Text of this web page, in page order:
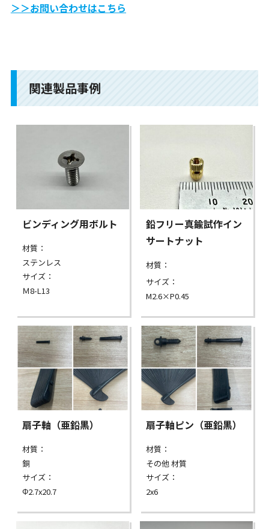
＞＞お問い合わせはこちら
関連製品事例
ビンディング用ボルト
材質：
ステンレス
サイズ：
Ｍ8-L13
鉛フリー真鍮試作イン
サートナット
材質：
サイズ：
M2.6×P0.45
扇子軸（亜鉛黒）
材質：
銅
サイズ：
Φ2.7x20.7
扇子軸ピン（亜鉛黒）
材質：
その他 材質
サイズ：
2x6